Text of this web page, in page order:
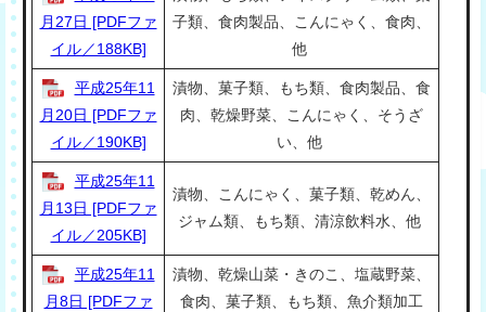
月27日 [PDFファ
イル／188KB]
子類、食肉製品、こんにゃく、食肉、
他
平成25年11
月20日 [PDFファ
イル／190KB]
漬物、菓子類、もち類、食肉製品、食
肉、乾燥野菜、こんにゃく、そうざ
い、他
平成25年11
月13日 [PDFファ
イル／205KB]
漬物、こんにゃく、菓子類、乾めん、
ジャム類、もち類、清涼飲料水、他
平成25年11
月8日 [PDFファ
漬物、乾燥山菜・きのこ、塩蔵野菜、
食肉、菓子類、もち類、魚介類加工